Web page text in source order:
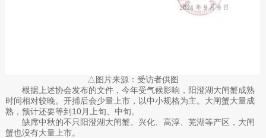
△图片来源：受访者供图
根据上述协会发布的文件，今年受气候影响，阳澄湖大闸蟹成熟
时间相对较晚。开捕后会少量上市，以中小规格为主。大闸蟹大量成
熟，预计还要等到10月上旬、中旬。
缺席中秋的不只阳澄湖大闸蟹。兴化、高淳、芜湖等产区，大闸
蟹也没有大量上市。